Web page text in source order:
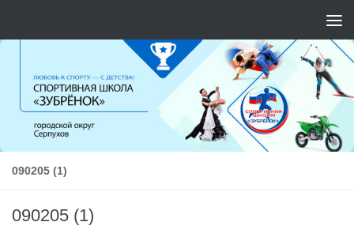
090205 (1)
090205 (1)